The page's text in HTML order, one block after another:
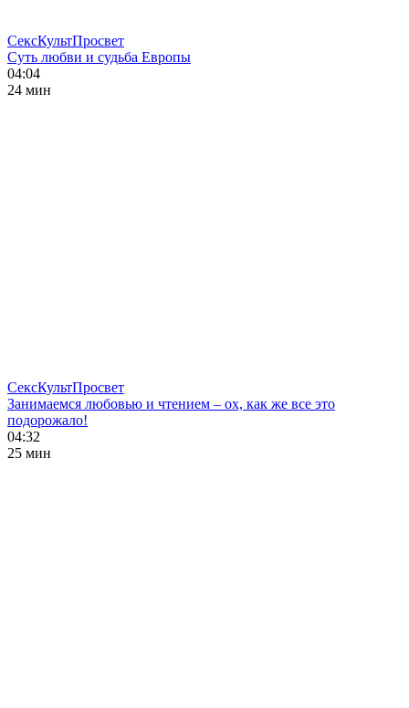
СексКультПросвет
Суть любви и судьба Европы
04:04
24 мин
СексКультПросвет
Занимаемся любовью и чтением – ох, как же все это
подорожало!
04:32
25 мин